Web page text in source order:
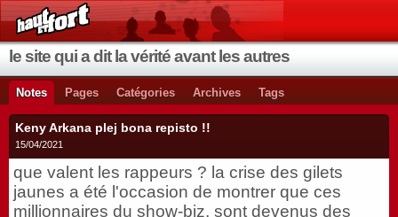
le site qui a dit la vérité avant les autres
Notes Pages Catégories Archives Tags
Keny Arkana plej bona repisto !!
15/04/2021
que valent les rappeurs ? la crise des gilets
jaunes a été l'occasion de montrer que ces
millionnaires du show-biz, sont devenus des